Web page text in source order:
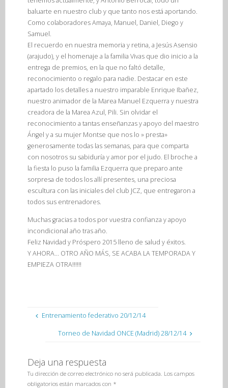
baluarte en nuestro club y que tanto nos está aportando.
Como colaboradores Amaya, Manuel, Daniel, Diego y
Samuel.
El recuerdo en nuestra memoria y retina, a Jesús Asensio
(arajudo), y el homenaje a la familia Vivas que dio inicio a la
entrega de premios, en la que no faltó detalle,
reconocimiento o regalo para nadie. Destacar en este
apartado los detalles a nuestro imparable Enrique Ibañez,
nuestro animador de la Marea Manuel Ezquerra y nuestra
creadora de la Marea Azul, Pili. Sin olvidar el
reconocimiento a tantas enseñanzas y apoyo del maestro
Ángel y a su mujer Montse que nos lo » presta»
generosamente todas las semanas, para que comparta
con nosotros su sabiduría y amor por el judo. El broche a
la fiesta lo puso la familia Ezquerra que preparo ante
sorpresa de todos los allí presentes, una preciosa
escultura con las iniciales del club JCZ, que entregaron a
todos sus entrenadores.
Muchas gracias a todos por vuestra confianza y apoyo
incondicional año tras año.
Feliz Navidad y Próspero 2015 lleno de salud y éxitos.
Y AHORA… OTRO AÑO MÁS, SE ACABA LA TEMPORADA Y
EMPIEZA OTRA!!!!!!
Entrenamiento federativo 20/12/14
Torneo de Navidad ONCE (Madrid) 28/12/14
Deja una respuesta
Tu dirección de correo electrónico no será publicada. Los campos
obligatorios están marcados con *